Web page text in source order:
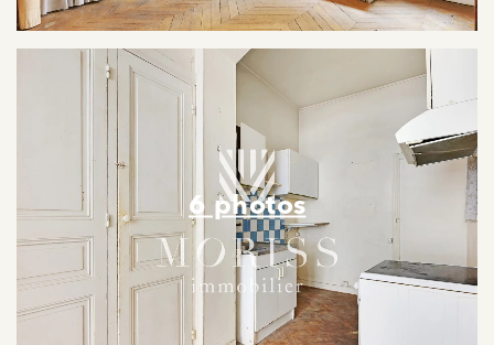
6 photos